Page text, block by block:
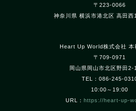
〒223-0066
神奈川県 横浜市港北区 高田
Heart Up World株式会社 本
〒709-0971
岡山県岡山市北区野田2-
TEL：086-245-
10:00～19:00
URL： https://heart-up-